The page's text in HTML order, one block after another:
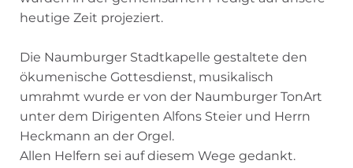
heutige Zeit projeziert.
Die Naumburger Stadtkapelle gestaltete den
ökumenische Gottesdienst, musikalisch
umrahmt wurde er von der Naumburger TonArt
unter dem Dirigenten Alfons Steier und Herrn
Heckmann an der Orgel.
Allen Helfern sei auf diesem Wege gedankt.